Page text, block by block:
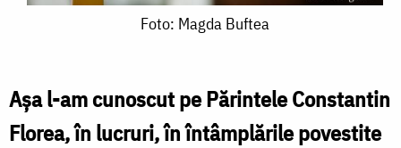
Foto: Magda Buftea
Așa l-am cunoscut pe Părintele Constantin
Florea, în lucruri, în întâmplările povestite